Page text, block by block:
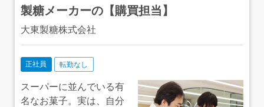
製糖メーカーの【購買担当】
大東製糖株式会社
正社員 転勤なし
スーパーに並んでいる有
名なお菓子。実は、自分